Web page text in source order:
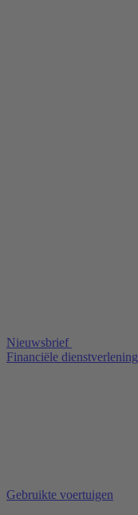
Nieuwsbrief
Financiële dienstverlening
Gebruikte voertuigen